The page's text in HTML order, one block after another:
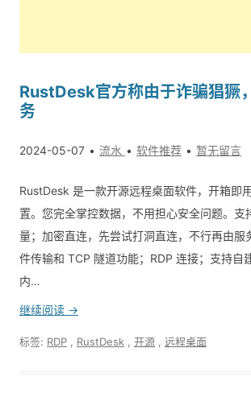
RustDesk官方称由于诈骗猖獗
务
2024-05-07 流水 软件推荐 暂无留言
RustDesk 是一款开源远程桌面软件，开箱即
置。您完全掌控数据，不用担心安全问题。支
量；加密直连，先尝试打洞直连，不行再由服
件传输和 TCP 隧道功能；RDP 连接；支持自
内…
继续阅读 →
标签: RDP RustDesk 开源 远程桌面